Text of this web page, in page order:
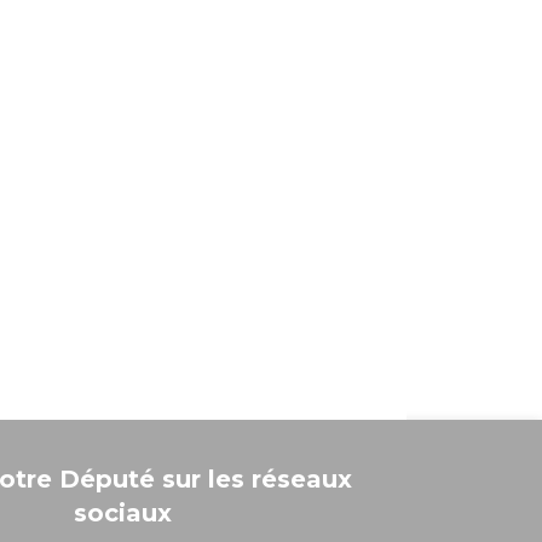
Député sur les réseaux
sociaux